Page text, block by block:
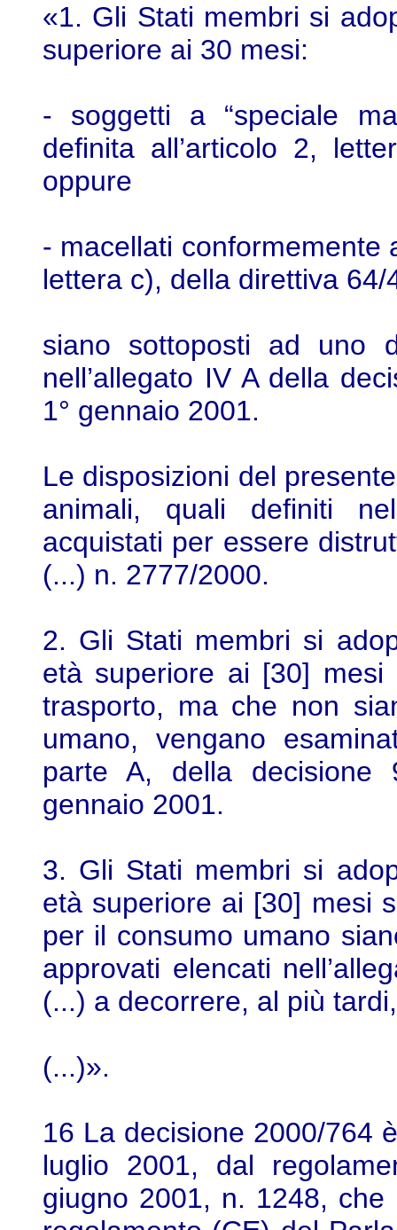
«1. Gli Stati membri si
superiore ai 30 mesi:
- soggetti a “speciale
definita all’articolo 2,
oppure
- macellati conformemente
lettera c), della direttiva 64/
siano sottoposti ad uno
nell’allegato IV A della
1° gennaio 2001.
Le disposizioni del
animali, quali definiti
acquistati per essere
(...) n. 2777/2000.
2. Gli Stati membri si
età superiore ai [30]
trasporto, ma che non
umano, vengano
parte A, della
gennaio 2001.
3. Gli Stati membri si
età superiore ai [30] mesi
per il consumo umano
approvati elencati
(...) a decorrere, al più
(...)».
16 La decisione 2000/764
luglio 2001, dal
giugno 2001, n. 1248,